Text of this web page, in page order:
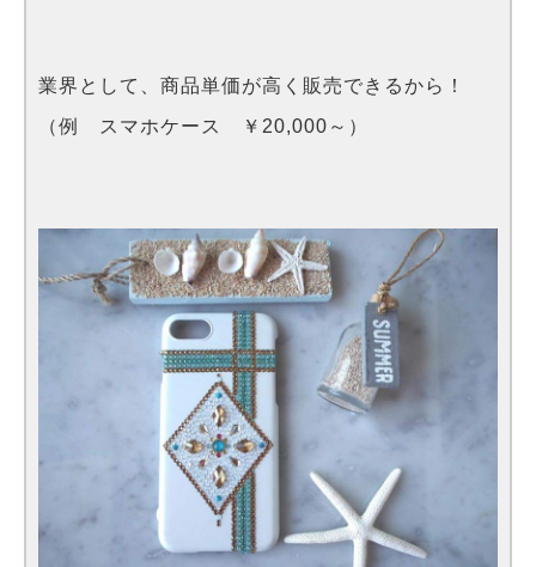
業界として、商品単価が高く販売できるから！
（例 スマホケース ￥20,000～）